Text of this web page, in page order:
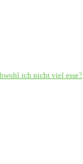
ich nicht viel esse?